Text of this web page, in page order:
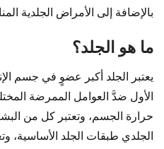
بالإضافة إلى الأمراض الجلدية
ما هو الجلد؟
يعتبر الجلد أكبر عضوٍ في جسم
الأول ضدَّ العوامل الممرضة
حرارة الجسم، وتعتبر كل من
الجلدي طبقات الجلد الأساسية،